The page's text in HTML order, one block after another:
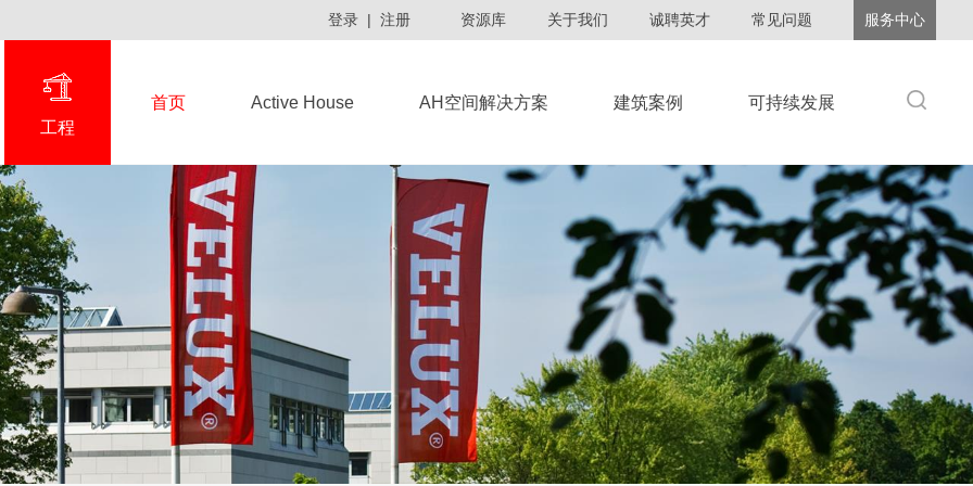
登录 | 注册 资源库 关于我们 诚聘英才 常见问题 服务中心
工程
首页 Active House AH空间解决方案 建筑案例 可持续发展